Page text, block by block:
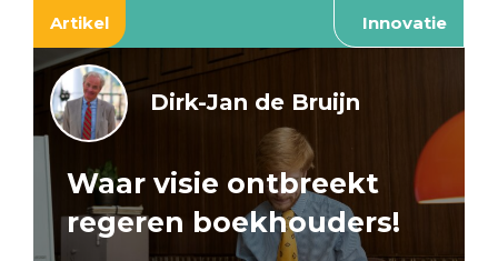
Artikel Innovatie
Dirk-Jan de Bruijn
Waar visie ontbreekt
regeren boekhouders!